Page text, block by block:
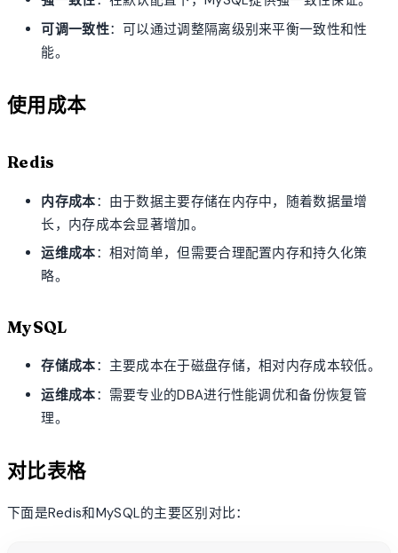
可调一致性：可以通过调整隔离级别来平衡一致性和性
能。
使用成本
Redis
内存成本：由于数据主要存储在内存中，随着数据量增
长，内存成本会显著增加。
运维成本：相对简单，但需要合理配置内存和持久化策
略。
MySQL
存储成本：主要成本在于磁盘存储，相对内存成本较低。
运维成本：需要专业的DBA进行性能调优和备份恢复管
理。
对比表格
下面是Redis和MySQL的主要区别对比：